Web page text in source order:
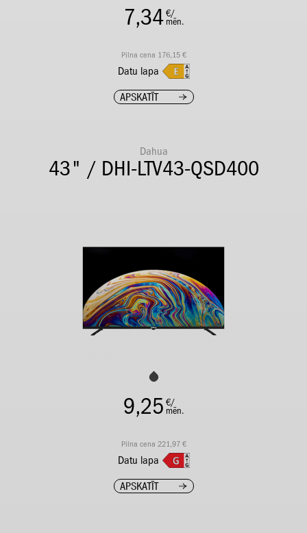
7,34 €/
mēn.
Pilna cena 176,15 €
Datu lapa
APSKATĪT
Dahua
43" / DHI-LTV43-QSD400
9,25 €/
mēn.
Pilna cena 221,97 €
Datu lapa
APSKATĪT